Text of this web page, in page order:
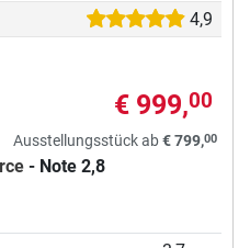
4,9
€ 999,00
Ausstellungsstück ab€ 799,00
- Note 2,8